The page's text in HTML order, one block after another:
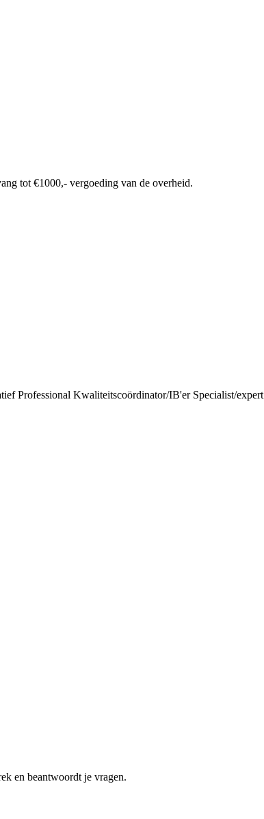
tot €1000,- vergoeding van de overheid.
Professional Kwaliteitscoördinator/IB'er Specialist/expert
en beantwoordt je vragen.